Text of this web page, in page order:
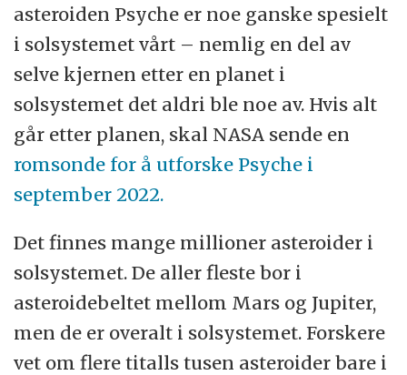
asteroiden Psyche er noe ganske spesielt
i solsystemet vårt – nemlig en del av
selve kjernen etter en planet i
solsystemet det aldri ble noe av. Hvis alt
går etter planen, skal NASA sende en
romsonde for å utforske Psyche i
september 2022.
Det finnes mange millioner asteroider i
solsystemet. De aller fleste bor i
asteroidebeltet mellom Mars og Jupiter,
men de er overalt i solsystemet. Forskere
vet om flere titalls tusen asteroider bare i